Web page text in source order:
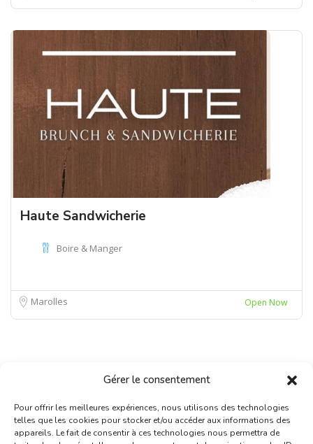
Gérer le consentement
Pour offrir les meilleures expériences, nous utilisons des technologies
telles que les cookies pour stocker et/ou accéder aux informations des
appareils. Le fait de consentir à ces technologies nous permettra de
Haute Sandwicherie
Boire & Manger
Marolles Open Now